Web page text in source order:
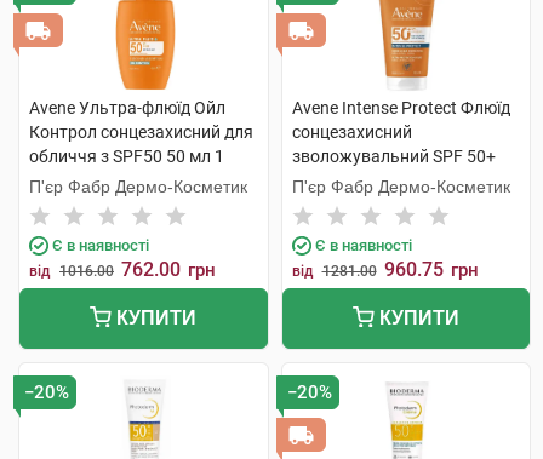
Avene Ультра-флюїд Ойл
Контрол сонцезахисний для
обличчя з SPF50 50 мл 1
флакон
П'єр Фабр Дермо-Косметик
Є в наявності
від 1016.00 762.00 грн
КУПИТИ
Avene Intense Protect Флюїд
сонцезахисний
зволожувальний SPF 50+
150 мл 1 туба
П'єр Фабр Дермо-Косметик
Є в наявності
від 1281.00 960.75 грн
КУПИТИ
−20% −20%